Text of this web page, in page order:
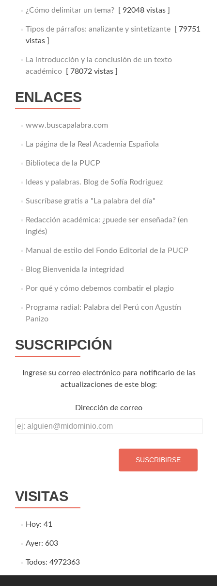
¿Cómo delimitar un tema?[ 92048 vistas ]
Tipos de párrafos: analizante y sintetizante[ 79751
vistas ]
La introducción y la conclusión de un texto
académico[ 78072 vistas ]
ENLACES
www.buscapalabra.com
La página de la Real Academia Española
Biblioteca de la PUCP
Ideas y palabras. Blog de Sofía Rodriguez
Suscríbase gratis a "La palabra del día"
Redacción académica: ¿puede ser enseñada? (en
inglés)
Manual de estilo del Fondo Editorial de la PUCP
Blog Bienvenida la integridad
Por qué y cómo debemos combatir el plagio
Programa radial: Palabra del Perú con Agustín
Panizo
SUSCRIPCIÓN
Ingrese su correo electrónico para notificarlo de las
actualizaciones de este blog:
Dirección de correo
Dirección
de
correo
VISITAS
Hoy: 41
Ayer: 603
Todos: 4972363